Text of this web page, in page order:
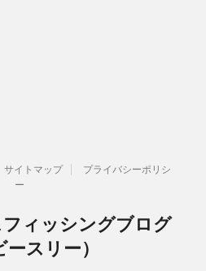
サイトマップ
プライバシーポリシ
ー
ィッシングブログ
スリー）